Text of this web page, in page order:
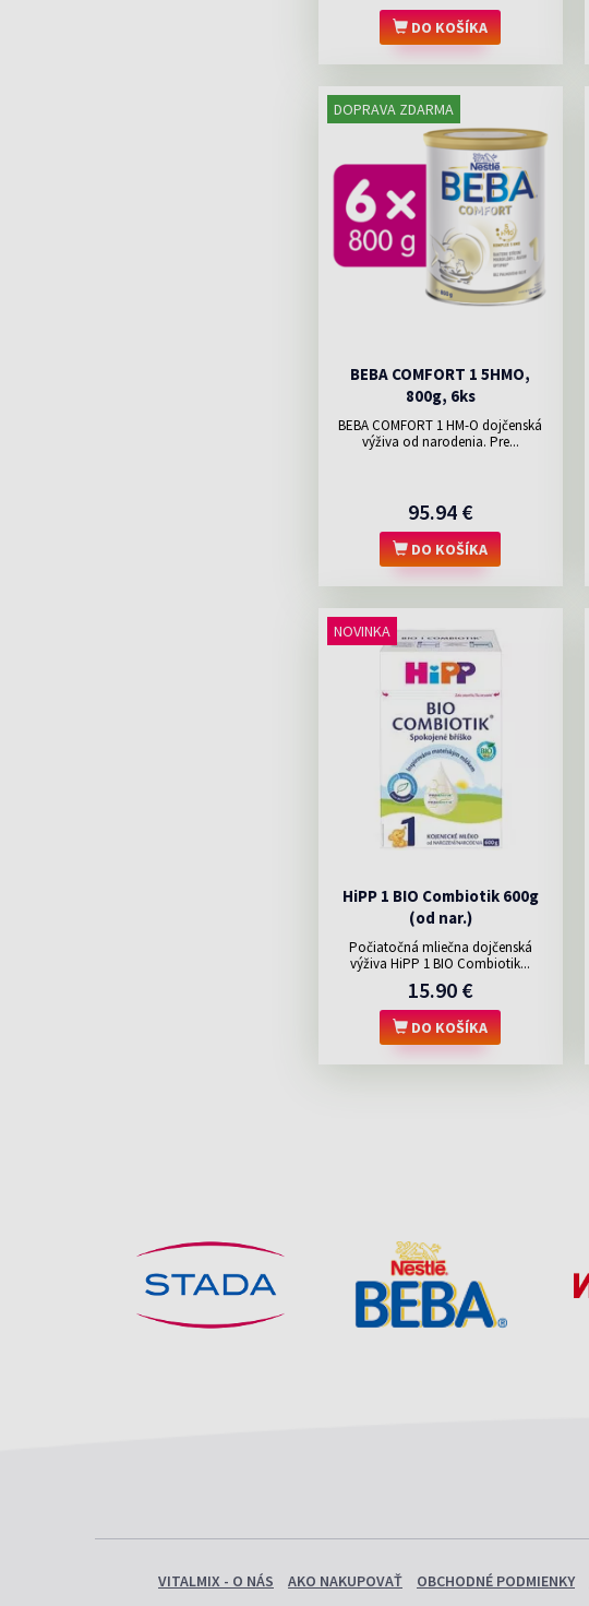
DO KOŠÍKA
DOPRAVA ZDARMA
BEBA COMFORT 1 5HMO,
800g, 6ks
BEBA COMFORT 1 HM-O dojčenská
výživa od narodenia. Pre...
95.94 €
DO KOŠÍKA
NOVINKA
HiPP 1 BIO Combiotik 600g
(od nar.)
Počiatočná mliečna dojčenská
výživa HiPP 1 BIO Combiotik...
15.90 €
DO KOŠÍKA
VITALMIX - O NÁS AKO NAKUPOVAŤ OBCHODNÉ PODMIENKY